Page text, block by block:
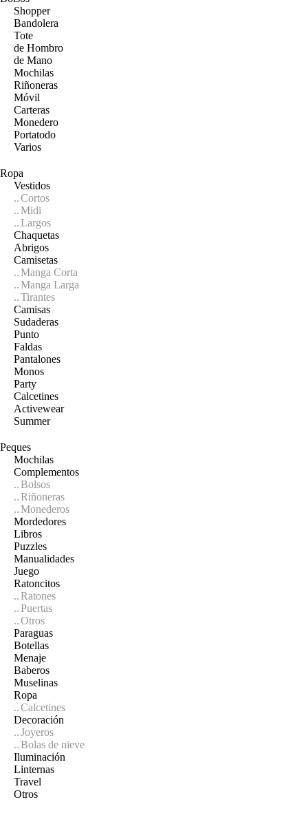
Shopper
Bandolera
Tote
de Hombro
de Mano
Mochilas
Riñoneras
Móvil
Carteras
Monedero
Portatodo
Varios
Ropa
Vestidos
Cortos
Midi
Largos
Chaquetas
Abrigos
Camisetas
Manga Corta
Manga Larga
Tirantes
Camisas
Sudaderas
Punto
Faldas
Pantalones
Monos
Party
Calcetines
Activewear
Summer
Peques
Mochilas
Complementos
Bolsos
Riñoneras
Monederos
Mordedores
Libros
Puzzles
Manualidades
Juego
Ratoncitos
Ratones
Puertas
Otros
Paraguas
Botellas
Menaje
Baberos
Muselinas
Ropa
Calcetines
Decoración
Joyeros
Bolas de nieve
Iluminación
Linternas
Travel
Otros